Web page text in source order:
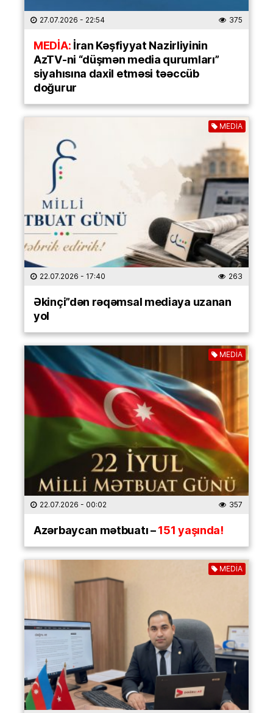
27.07.2026 - 22:54 375
MEDİA:İran Kəşfiyyat Nazirliyinin
AzTV-ni “düşmən media qurumları”
siyahısına daxil etməsi təəccüb
doğurur
MEDİA
22.07.2026 - 17:40 263
Əkinçi”dən rəqəmsal mediaya uzanan
yol
MEDİA
22.07.2026 - 00:02 357
Azərbaycan mətbuatı –151 yaşında!
MEDİA